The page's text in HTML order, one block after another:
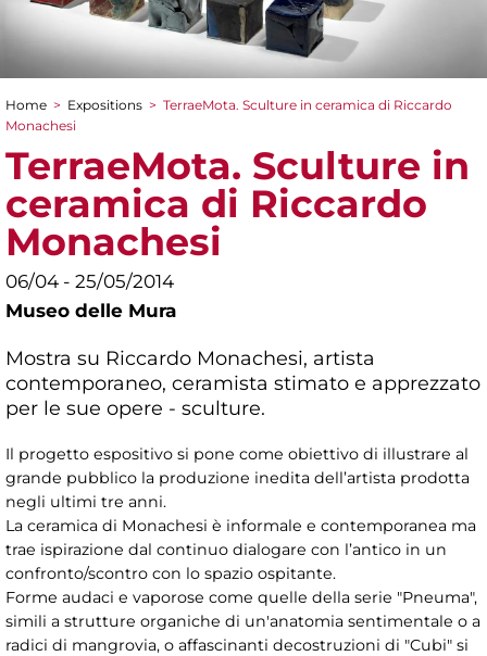
You are here
Home > Expositions > TerraeMota. Sculture in ceramica di Riccardo
Monachesi
TerraeMota. Sculture in
ceramica di Riccardo
Monachesi
06/04 - 25/05/2014
Museo delle Mura
Mostra su Riccardo Monachesi, artista
contemporaneo, ceramista stimato e apprezzato
per le sue opere - sculture.
Il progetto espositivo si pone come obiettivo di illustrare al
grande pubblico la produzione inedita dell’artista prodotta
negli ultimi tre anni.
La ceramica di Monachesi è informale e contemporanea ma
trae ispirazione dal continuo dialogare con l’antico in un
confronto/scontro con lo spazio ospitante.
Forme audaci e vaporose come quelle della serie "Pneuma",
simili a strutture organiche di un'anatomia sentimentale o a
radici di mangrovia, o affascinanti decostruzioni di "Cubi" si